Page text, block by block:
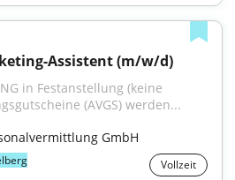
Assistent (m/w/d)
in Festanstellung (keine
(AVGS) werden...
GmbH
Vollzeit